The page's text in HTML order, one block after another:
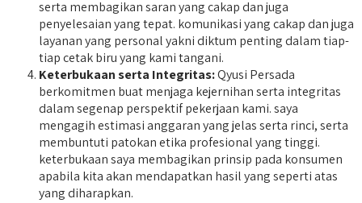
serta membagikan saran yang cakap dan juga
penyelesaian yang tepat. komunikasi yang cakap dan juga
layanan yang personal yakni diktum penting dalam tiap-
tiap cetak biru yang kami tangani.
Keterbukaan serta Integritas:Qyusi Persada
berkomitmen buat menjaga kejernihan serta integritas
dalam segenap perspektif pekerjaan kami. saya
mengagih estimasi anggaran yang jelas serta rinci, serta
membuntuti patokan etika profesional yang tinggi.
keterbukaan saya membagikan prinsip pada konsumen
apabila kita akan mendapatkan hasil yang seperti atas
yang diharapkan.